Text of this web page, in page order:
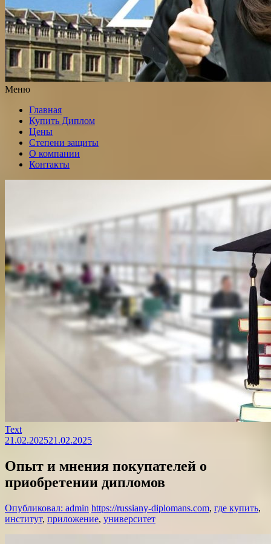
Меню
Главная
Купить Диплом
Цены
Степени защиты
О компании
Контакты
Text
21.02.202521.02.2025
Опыт и мнения покупателей о
приобретении дипломов
Опубликовал: admin https://russiany-diplomans.com, где купить,
институт, приложение, университет